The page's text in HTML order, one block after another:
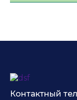
Контактный